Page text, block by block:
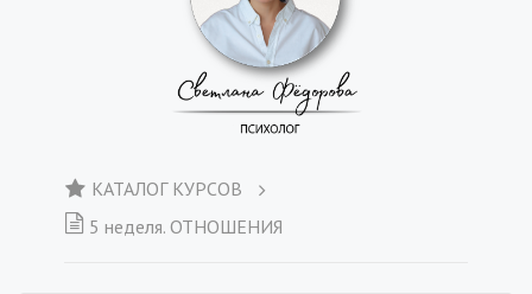
КАТАЛОГ КУРСОВ
5 неделя. ОТНОШЕНИЯ